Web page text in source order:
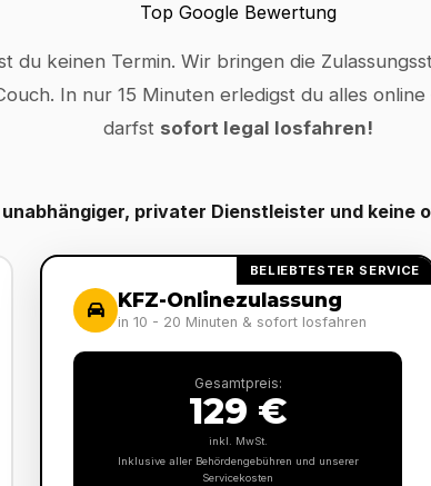
Top Google Bewertung
du keinen Termin. Wir bringen die
In nur 15 Minuten erledigst du alles online
darfst sofort legal losfahren!
privater Dienstleister und keine
BELIEBTESTER SERVICE
KFZ-Onlinezulassung
in 10 - 20 Minuten & sofort losfahren
Gesamtpreis:
129 €
inkl. MwSt.
Inklusive aller Behördengebühren und unserer
Servicekosten